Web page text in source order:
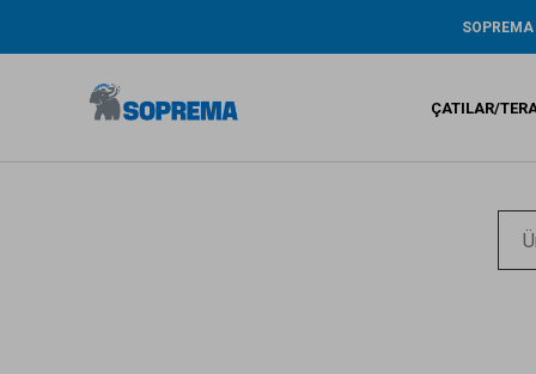
ÇEVRE /
GARANTİ
ÇATILAR/
Bitümlü
Sıvı su
Sentetik